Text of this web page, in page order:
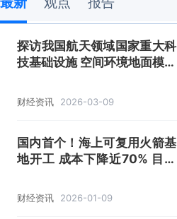
探访我国航天领域国家重大科
技基础设施 空间环境地面模拟
财经资讯 2026-03-09
国内首个！海上可复用火箭基
地开工 成本下降近70% 目标
财经资讯 2026-01-09